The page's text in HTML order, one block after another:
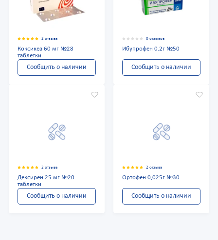
2 отзыва
Коксикеа 60 мг №28
таблетки
Сообщить о наличии
0 отзывов
Ибупрофен 0.2г №50
Сообщить о наличии
2 отзыва
Дексирен 25 мг №20
таблетки
Сообщить о наличии
2 отзыва
Ортофен 0,025г №30
Сообщить о наличии